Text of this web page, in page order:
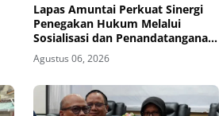
Lapas Amuntai Perkuat Sinergi
Penegakan Hukum Melalui
Sosialisasi dan Penandatanganan
MoU Sidang Pembacaan Putusan
Banding
Agustus 06, 2026